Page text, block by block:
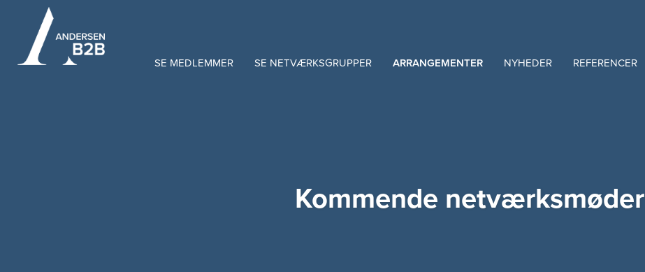
SE MEDLEMMER SE NETVÆRKSGRUPPER ARRANGEMENTER NYHEDER REFERENCER
Kommende netværksmøder